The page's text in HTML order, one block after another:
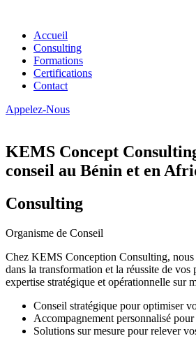
Accueil
Consulting
Formations
Certifications
Contact
Appelez-Nous
KEMS Concept
conseil au Bénin et en
Consulting
Organisme de Conseil
Chez KEMS Conception Consulting, nous
dans la transformation et la réussite de vos
expertise stratégique et opérationnelle sur
Conseil stratégique pour optimiser
Accompagnement personnalisé
Solutions sur mesure pour relever